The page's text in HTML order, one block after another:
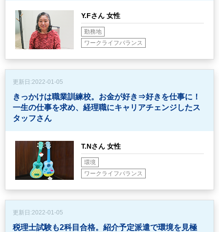
Y.Fさん 女性
勤務地
ワークライフバランス
更新日:2022-01-05
きっかけは職業訓練校。お金が好き⇒好きを仕事に！
一生の仕事を求め、経理職にキャリアチェンジしたス
タッフさん
T.Nさん 女性
環境
ワークライフバランス
更新日:2022-01-05
税理士試験も2科目合格。紹介予定派遣で環境を見極